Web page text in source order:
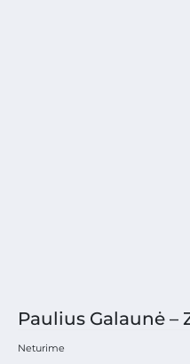
Paulius Galaunė –
Neturime